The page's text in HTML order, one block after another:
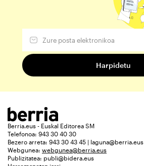
Berria.eus - Euskal Editorea SM
Telefonoa: 943 30 40 30
Bezero arreta: 943 30 43 45 | laguna@berria.eus
Webgunea: webgunea@berria.eus
Publizitatea: publi@bidera.eus